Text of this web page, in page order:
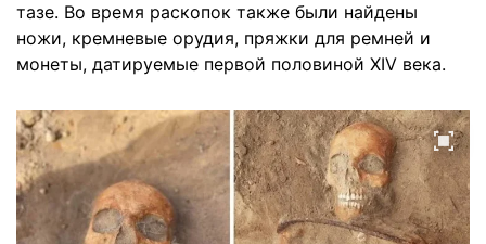
тазе. Во время раскопок также были найдены
ножи, кремневые орудия, пряжки для ремней и
монеты, датируемые первой половиной XIV века.